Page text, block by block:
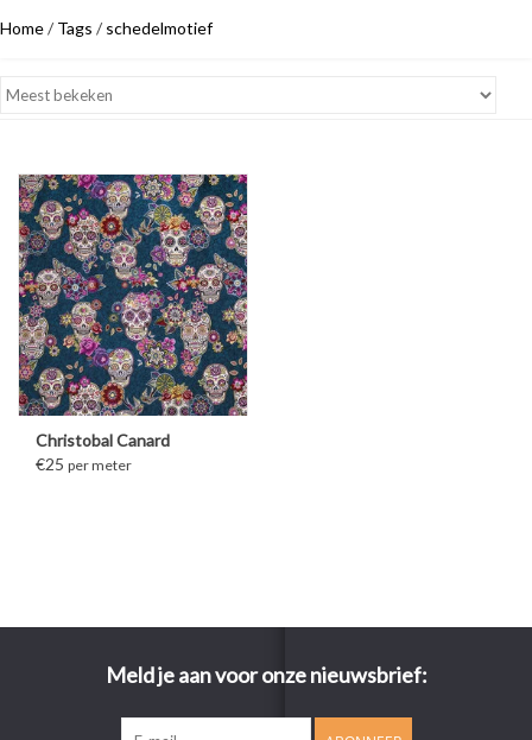
Home/ Tags / schedelmotief
Christobal Canard
€25 per meter
Meld je aan voor onze nieuwsbrief: